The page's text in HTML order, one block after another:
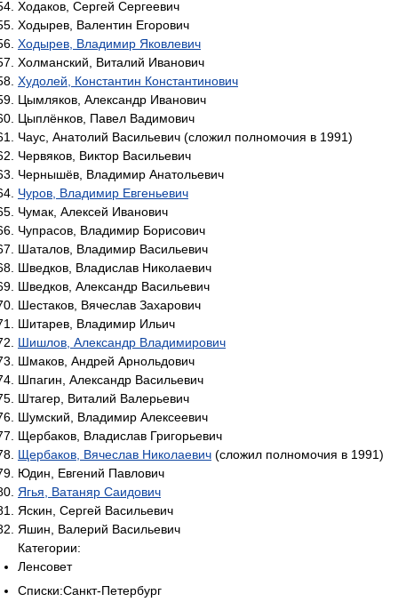
Ходаков, Сергей Сергеевич
Ходырев, Валентин Егорович
Ходырев, Владимир Яковлевич
Холманский, Виталий Иванович
Худолей, Константин Константинович
Цымляков, Александр Иванович
Цыплёнков, Павел Вадимович
Чаус, Анатолий Васильевич (сложил полномочия в 1991)
Червяков, Виктор Васильевич
Чернышёв, Владимир Анатольевич
Чуров, Владимир Евгеньевич
Чумак, Алексей Иванович
Чупрасов, Владимир Борисович
Шаталов, Владимир Васильевич
Шведков, Владислав Николаевич
Шведков, Александр Васильевич
Шестаков, Вячеслав Захарович
Шитарев, Владимир Ильич
Шишлов, Александр Владимирович
Шмаков, Андрей Арнольдович
Шпагин, Александр Васильевич
Штагер, Виталий Валерьевич
Шумский, Владимир Алексеевич
Щербаков, Владислав Григорьевич
Щербаков, Вячеслав Николаевич (сложил полномочия в 1991)
Юдин, Евгений Павлович
Ягья, Ватаняр Саидович
Яскин, Сергей Васильевич
Яшин, Валерий Васильевич
Категории:
Ленсовет
Списки:Санкт-Петербург